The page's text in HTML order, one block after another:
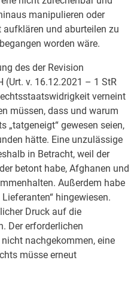
manipulieren oder
und aburteilen zu
worden wäre.
des der Revision
(Urt. v. 16.12.2021 – 1 StR
verneint
müssen, dass und warum
„tatgeneigt“ gewesen seien,
hätte. Eine unzulässige
in Betracht, weil der
betont habe, Afghanen und
Außerdem habe
hingewiesen.
Druck auf die
Der erforderlichen
nachgekommen, eine
müsse erneut